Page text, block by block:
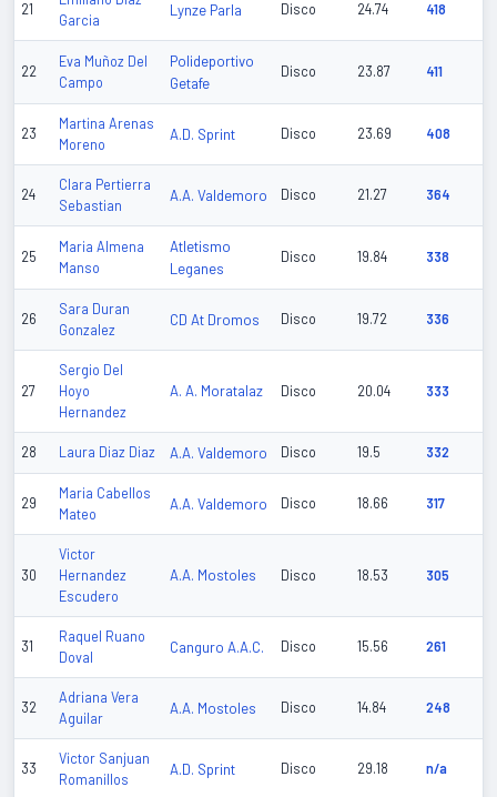
21
Garcia
Lynze Parla Disco 24.74 418
22
Eva Muñoz Del
Campo
Polideportivo
Getafe
Disco 23.87 411
23
Martina Arenas
Moreno
A.D. Sprint Disco 23.69 408
24
Clara Pertierra
Sebastian
A.A. Valdemoro Disco 21.27 364
25
Maria Almena
Manso
Atletismo
Leganes
Disco 19.84 338
26
Sara Duran
Gonzalez
CD At Dromos Disco 19.72 336
27
Sergio Del
Hoyo
Hernandez
A. A. Moratalaz Disco 20.04 333
28 Laura Diaz Diaz A.A. Valdemoro Disco 19.5 332
29
Maria Cabellos
Mateo
A.A. Valdemoro Disco 18.66 317
30
Victor
Hernandez
Escudero
A.A. Mostoles Disco 18.53 305
31
Raquel Ruano
Doval
Canguro A.A.C. Disco 15.56 261
32
Adriana Vera
Aguilar
A.A. Mostoles Disco 14.84 248
33
Victor Sanjuan
Romanillos
A.D. Sprint Disco 29.18 n/a